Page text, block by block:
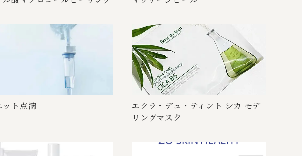
ッ ト 点 滴
エクラ・デュ・ティント シカ モデ
リン グ マ ス ク